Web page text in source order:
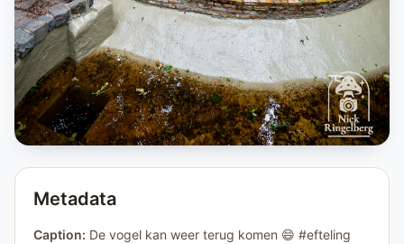
Metadata
Caption: De vogel kan weer terug komen 😄 #efteling